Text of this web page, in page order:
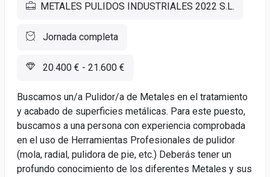
METALES PULIDOS INDUSTRIALES 2022 S.L.
Jornada completa
20.400 € - 21.600 €
Buscamos un/a Pulidor/a de Metales en el tratamiento
y acabado de superficies metálicas. Para este puesto,
buscamos a una persona con experiencia comprobada
en el uso de Herramientas Profesionales de pulidor
(mola, radial, pulidora de pie, etc.) Deberás tener un
profundo conocimiento de los diferentes Metales y sus